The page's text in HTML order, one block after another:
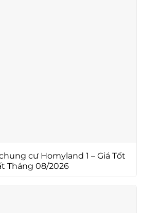
cư Homyland 1 – Giá Tốt
Tháng 08/2026